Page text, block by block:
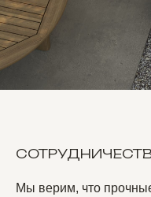
Мы верим, что